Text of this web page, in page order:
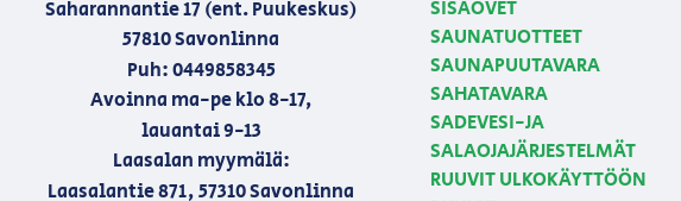
Saharannantie 17 (ent. Puukeskus)
57810 Savonlinna
Puh: 0449858345
Avoinna ma-pe klo 8-17,
lauantai 9-13
Laasalan myymälä:
Laasalantie 871, 57310 Savonlinna
SISÄOVET
SAUNATUOTTEET
SAUNAPUUTAVARA
SAHATAVARA
SADEVESI-JA
SALAOJAJÄRJESTELMÄT
RUUVIT ULKOKÄYTTÖÖN